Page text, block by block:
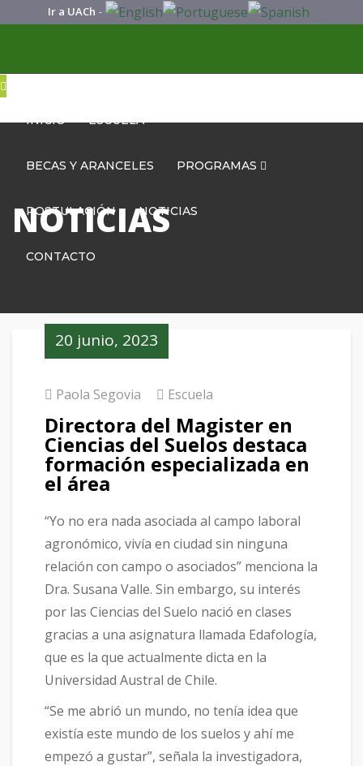
Ir a UACh -
INICIO ESCUELA
BECAS Y ARANCELES PROGRAMAS
POSTULACIÓN NOTICIAS
CONTACTO
NOTICIAS
20 junio, 2023
Paola Segovia Escuela
Directora del Magister en
Ciencias del Suelos destaca
formación especializada en
el área
“Yo no era nada asociada al campo laboral
agronómico, vivía en ciudad sin ninguna
relación con campo o asociados” menciona la
Dra. Susana Valle. Sin embargo, su interés
por las Ciencias del Suelo nació en clases
gracias a una asignatura llamada Edafología,
que es la que actualmente dicta en la
Universidad Austral de Chile.
“Se me abrió un mundo, no tenía idea que
existía este mundo de los suelos y ahí me
empezó a gustar”, señala la investigadora,